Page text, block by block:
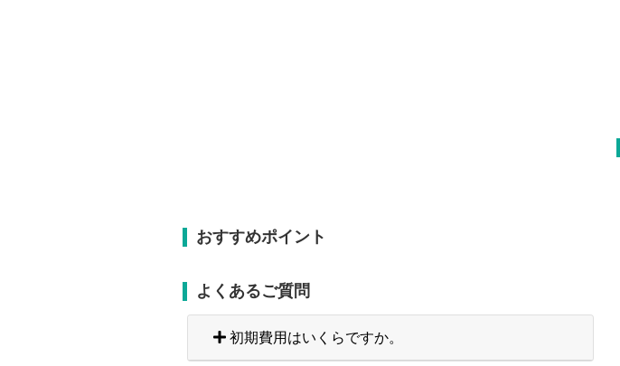
おすすめポイント
よくあるご質問
初期費用はいくらですか。